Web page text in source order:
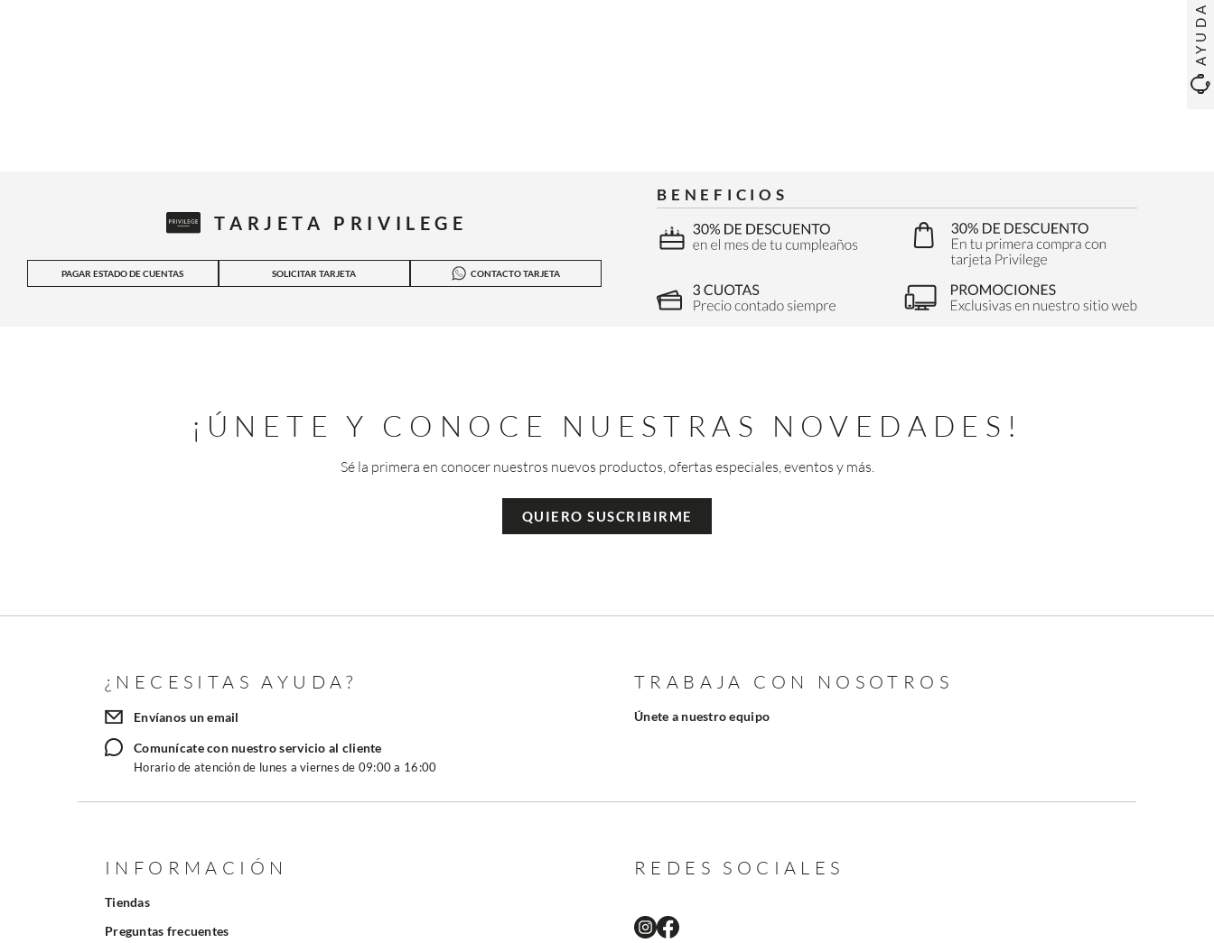
AYUDA
TARJETA PRIVILEGE
PAGAR ESTADO DE CUENTAS SOLICITAR TARJETA CONTACTO TARJETA
BENEFICIOS
¡ÚNETE Y CONOCE NUESTRAS NOVEDADES!
Sé la primera en conocer nuestros nuevos productos, ofertas especiales, eventos y más.
QUIERO SUSCRIBIRME
¿NECESITAS AYUDA?
Envíanos un email
Comunícate con nuestro servicio al cliente
Horario de atención de lunes a viernes de 09:00 a 16:00
TRABAJA CON NOSOTROS
Únete a nuestro equipo
INFORMACIÓN
Tiendas
Preguntas frecuentes
REDES SOCIALES